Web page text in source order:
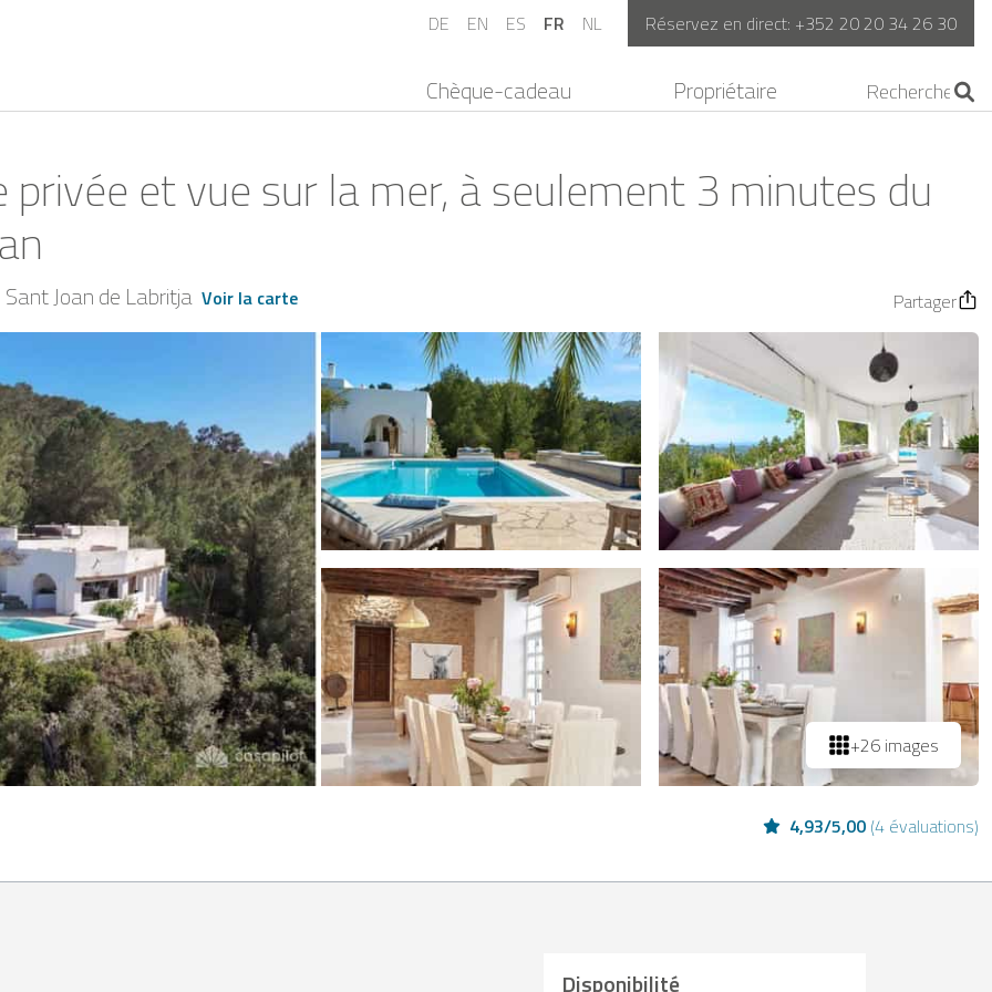
DE EN ES FR NL Réservez en direct: +352 20 20 34 26 30
Chèque-cadeau Propriétaire
privée et vue sur la mer, à seulement 3 minutes du
Sant Joan de Labritja Voir la carte Partager
+26 images
4,93/5,00 (4 évaluations)
Disponibilité